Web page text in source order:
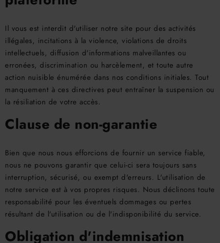
Il vous est interdit d'utiliser notre site pour des activités
illégales, incitations à la violence, violations de droits
intellectuels, diffusion d'informations malveillantes ou
erronées, discrimination ou harcèlement, et toute autre
action nuisible énumérée dans nos conditions initiales. Tout
manquement à ces directives peut entraîner la suspension ou
la résiliation de votre accès.
Clause de non-garantie
Bien que nous nous efforcions de fournir un service fiable,
nous ne pouvons garantir que celui-ci sera toujours sans
interruption, sécurisé, ou exempt d'erreurs. L'utilisation de
notre service est à vos propres risques. Nous déclinons toute
responsabilité pour les éventuels dommages ou pertes
résultant de l'utilisation ou de l'indisponibilité du service.
Obligation d'indemnisation